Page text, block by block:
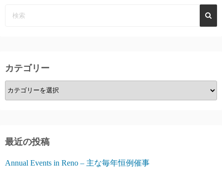
カテゴリー
カ
テ
ー
最近の投稿
Annual Events in Reno – 主な毎年恒例催事